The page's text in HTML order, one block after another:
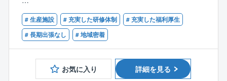
す）。
■業務詳細:
基本的な業務内容は大手メーカー工場の設備維持メン
テナンスや改修工事の施工管理業務がメインとなりま
その他、下記の業務も徐々にお任せしていきます。
【歓迎】
■1級電気工事施工管理技士をお持ちの方
■工場、学校などの建築ないし設備工事業務経験をお持
ちの方
■電気系CADを用いての作図経験をお持ちの方
# 生産施設 # 充実した研修体制
# 充実した福利厚生
# 長期出張なし
# 地域密着
お気に入り 詳細を見る